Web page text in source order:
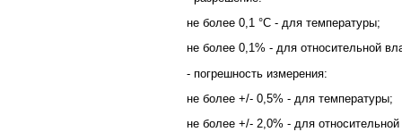
не более 0,1 °C - для температуры;
не более 0,1% - для относительной
- погрешность измерения:
не более +/- 0,5% - для температуры;
не более +/- 2,0% - для